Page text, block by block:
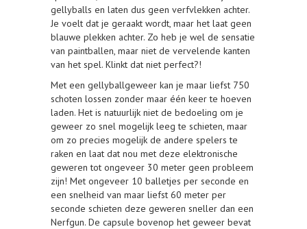
gellyballs en laten dus geen verfvlekken achter.
Je voelt dat je geraakt wordt, maar het laat geen
blauwe plekken achter. Zo heb je wel de sensatie
van paintballen, maar niet de vervelende kanten
van het spel. Klinkt dat niet perfect?!
Met een gellyballgeweer kan je maar liefst 750
schoten lossen zonder maar één keer te hoeven
laden. Het is natuurlijk niet de bedoeling om je
geweer zo snel mogelijk leeg te schieten, maar
om zo precies mogelijk de andere spelers te
raken en laat dat nou met deze elektronische
geweren tot ongeveer 30 meter geen probleem
zijn! Met ongeveer 10 balletjes per seconde en
een snelheid van maar liefst 60 meter per
seconde schieten deze geweren sneller dan een
Nerfgun. De capsule bovenop het geweer bevat